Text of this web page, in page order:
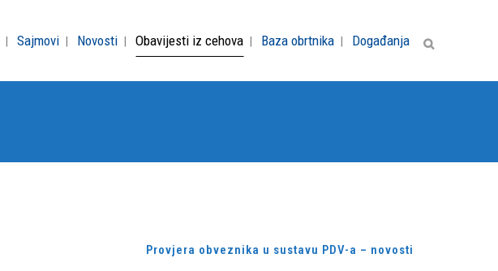
Sajmovi Novosti Obavijesti iz cehova Baza obrtnika Događanja
Provjera obveznika u sustavu PDV-a – novosti